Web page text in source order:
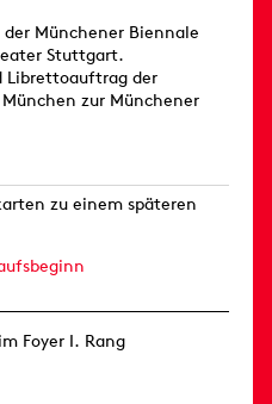
Münchener Biennale
Stuttgart.
Librettoauftrag der
zur Münchener
zu einem späteren
Foyer I. Rang